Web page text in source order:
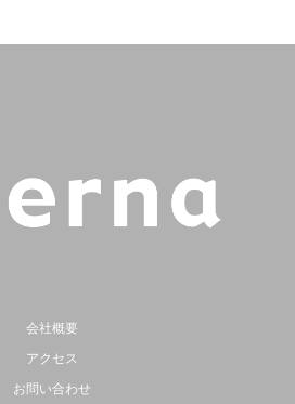
会社概要
アクセス
お問い合わせ